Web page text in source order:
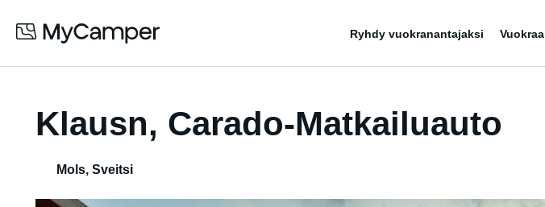
Ryhdy vuokranantajaksi Vuokraa
Klausn, Carado-Matkailuauto
Mols, Sveitsi